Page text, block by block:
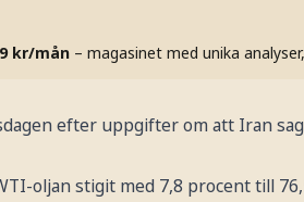
kr/mån – magasinet med unika
efter uppgifter om att Iran
oljan stigit med 7,8 procent till